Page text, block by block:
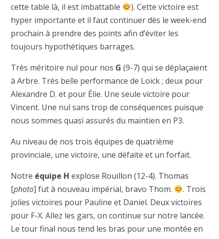
cette table là, il est imbattable
). Cette victoire est
hyper importante et il faut continuer dès le week-end
prochain à prendre des points afin d’éviter les
toujours hypothétiques barrages.
Très méritoire nul pour nos G (9-7) qui se déplaçaient
à Arbre. Très belle performance de Loïck ; deux pour
Alexandre D. et pour Élie. Une seule victoire pour
Vincent. Une nul sans trop de conséquences puisque
nous sommes quasi assurés du maintien en P3.
Au niveau de nos trois équipes de quatrième
provinciale, une victoire, une défaite et un forfait.
Notre équipe H explose Rouillon (12-4). Thomas
[photo] fut à nouveau impérial, bravo Thom.
. Trois
jolies victoires pour Pauline et Daniel. Deux victoires
pour F-X. Allez les gars, on continue sur notre lancée.
Le tour final nous tend les bras pour une montée en